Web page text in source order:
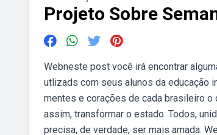
Projeto Sobre
Webneste post você irá encontrar
utlizads com seus alunos da educação
mentes e corações de cada brasileiro o
assim, transformar o estado. Todos,
precisa, de verdade, ser mais amada.